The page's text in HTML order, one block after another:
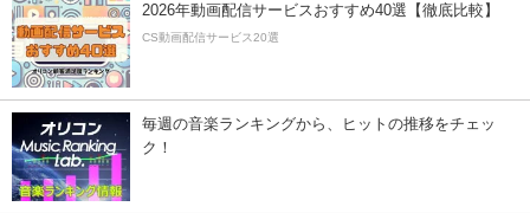
2026年動画配信サービスおすすめ40選【徹底比較】
CS動画配信サービス20選
毎週の音楽ランキングから、ヒットの推移をチェッ
ク！